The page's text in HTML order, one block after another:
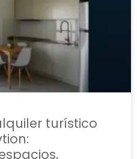
turístico